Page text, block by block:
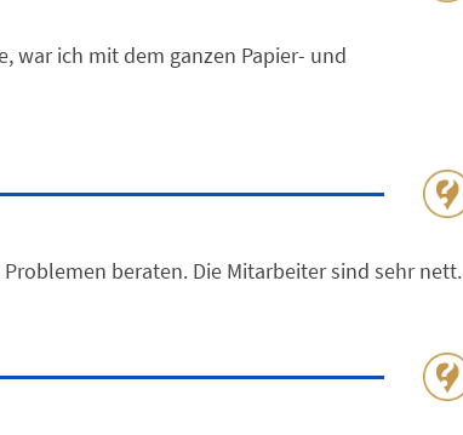
war ich mit dem ganzen Papier- und
beraten. Die Mitarbeiter sind sehr nett.